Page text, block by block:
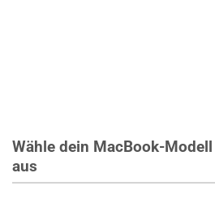
Wähle dein MacBook-
aus